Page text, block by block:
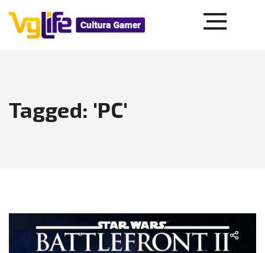
Tagged: 'PC'